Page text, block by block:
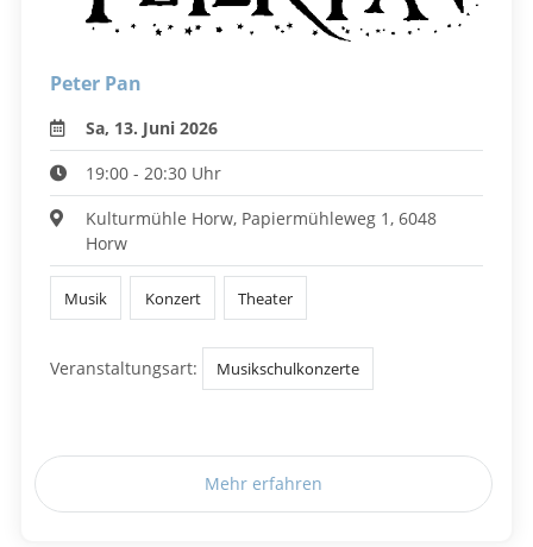
Peter Pan
Sa, 13. Juni 2026
19:00 - 20:30 Uhr
Kulturmühle Horw, Papiermühleweg 1, 6048
Horw
Musik Konzert Theater
Veranstaltungsart: Musikschulkonzerte
Mehr erfahren